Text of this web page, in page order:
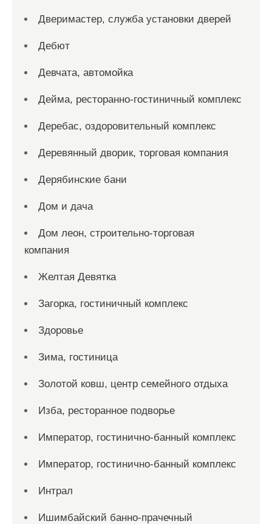
Дверимастер, служба установки дверей
Дебют
Девчата, автомойка
Дейма, ресторанно-гостиничный комплекс
Деребас, оздоровительный комплекс
Деревянный дворик, торговая компания
Дерябинские бани
Дом и дача
Дом леон, строительно-торговая
компания
Желтая Девятка
Загорка, гостиничный комплекс
Здоровье
Зима, гостиница
Золотой ковш, центр семейного отдыха
Изба, ресторанное подворье
Император, гостинично-банный комплекс
Император, гостинично-банный комплекс
Интрал
Ишимбайский банно-прачечный